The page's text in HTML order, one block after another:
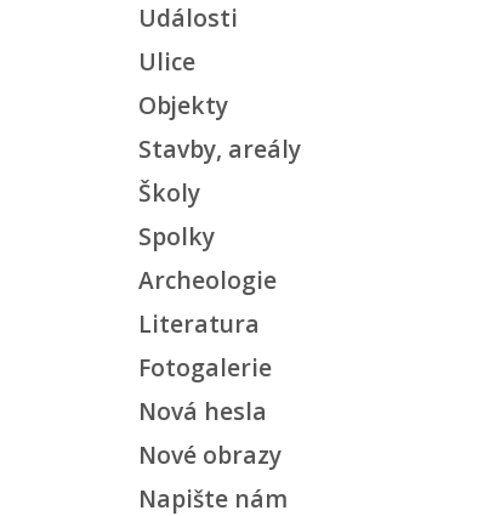
Události
Ulice
Objekty
Stavby, areály
Školy
Spolky
Archeologie
Literatura
Fotogalerie
Nová hesla
Nové obrazy
Napište nám